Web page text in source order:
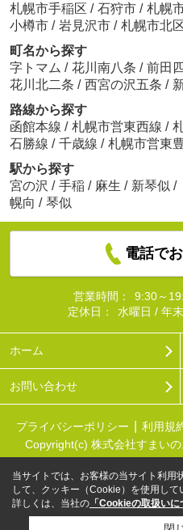
札幌市手稲区 / 石狩市 / 札幌
小樽市 / 岩見沢市 / 札幌市北
町名から探す
字トマム / 花川南八条 / 前田
花川北二条 / 西宮の沢五条 /
路線から探す
函館本線 / 札幌市営東西線 /
石勝線 / 千歳線 / 札幌市営東
駅から探す
宮の沢 / 手稲 / 麻生 / 新琴似 /
幌向 / 琴似
電話で
営業時間：
9:30～
定休日：
水曜日 / 年
ホーム
お問い合わせ
プライバシーポリシー 利用規
Copyright(c) 株式会社すまい
当サイトでは、お客様の当サイト利用
して、クッキー（Cookie）を使用して
詳しくは、当社の 「Cookieの取扱いに